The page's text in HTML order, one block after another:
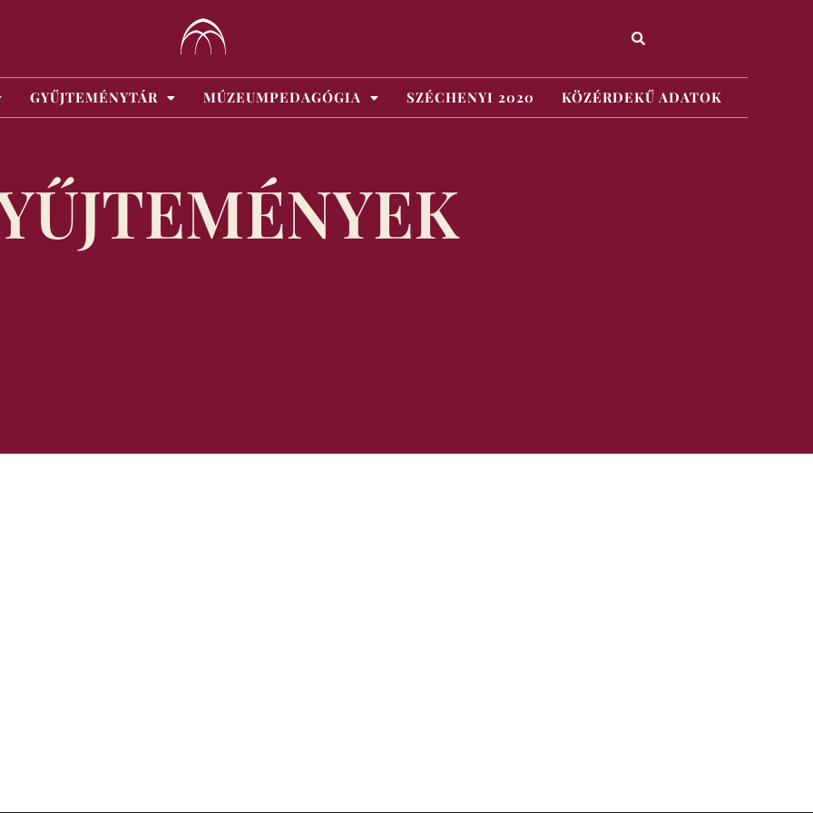
GYŰJTEMÉNYTÁR MÚZEUMPEDAGÓGIA SZÉCHENYI 2020 KÖZÉRDEKŰ ADATOK